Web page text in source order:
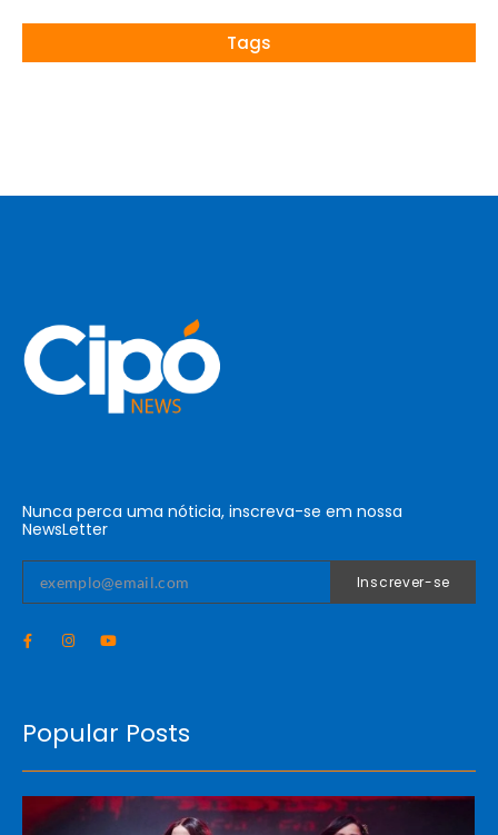
Tags
Nunca perca uma nóticia, inscreva-se em nossa
NewsLetter
Inscrever-se
Popular Posts